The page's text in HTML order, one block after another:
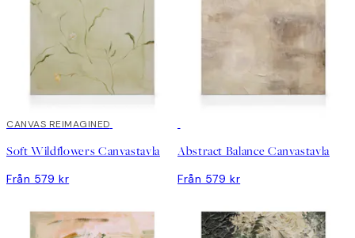
CANVAS REIMAGINED
Soft Wildflowers Canvastavla
Från 579 kr
Abstract Balance Canvastavla
Från 579 kr